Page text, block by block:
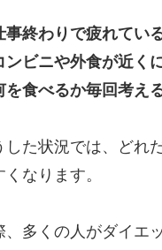
事終わりで疲れてい
ンビニや外食が近く
を食べるか毎回考え
した状況では、どれ
なります。
、多くの人がダイエ